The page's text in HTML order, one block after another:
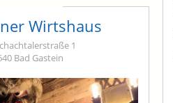
Wirtshaus
1
Bad Gastein